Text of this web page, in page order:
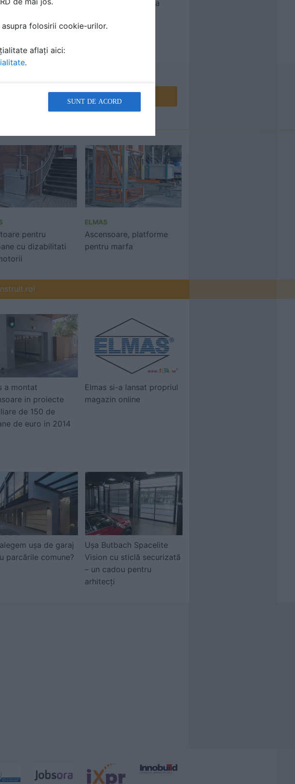
Handling, in Romania
Contactează
pentru
cu dizabilitati
ELMAS
Ascensoare, platforme
pentru marfa
a montat
in proiecte
de 150 de
de euro in 2014
Elmas si-a lansat propriul
magazin online
ușa de garaj
parcările comune?
Ușa Butbach Spacelite
Vision cu sticlă securizată
– un cadou pentru
arhitecți
folosirii cookie-urilor.
aflați aici:
.
SUNT DE ACORD